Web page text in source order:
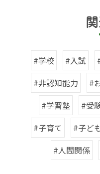
#学校 #入試
#非認知能力
#
#学習塾
#受
#子育て
#子ど
#人間関係